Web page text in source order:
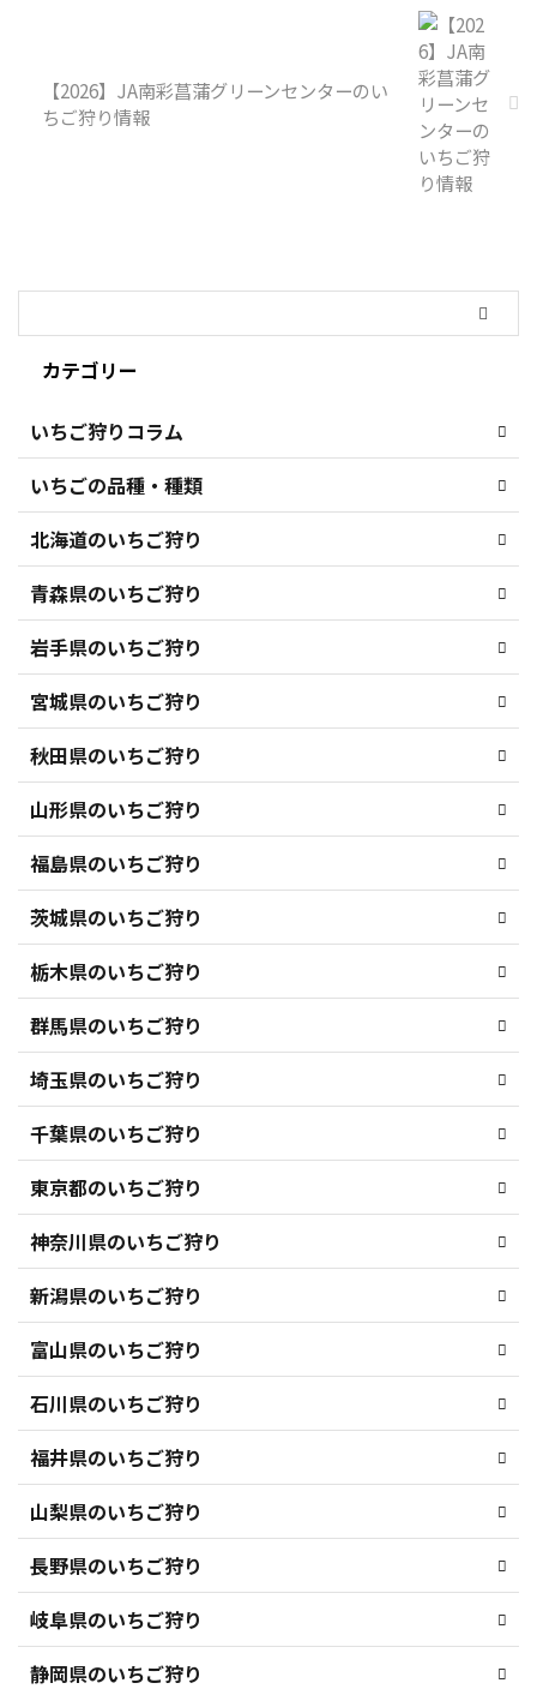
【2026】JA南彩菖蒲グリーンセンターのい
ちご狩り情報
カテゴリー
いちご狩りコラム
いちごの品種・種類
北海道のいちご狩り
青森県のいちご狩り
岩手県のいちご狩り
宮城県のいちご狩り
秋田県のいちご狩り
山形県のいちご狩り
福島県のいちご狩り
茨城県のいちご狩り
栃木県のいちご狩り
群馬県のいちご狩り
埼玉県のいちご狩り
千葉県のいちご狩り
東京都のいちご狩り
神奈川県のいちご狩り
新潟県のいちご狩り
富山県のいちご狩り
石川県のいちご狩り
福井県のいちご狩り
山梨県のいちご狩り
長野県のいちご狩り
岐阜県のいちご狩り
静岡県のいちご狩り